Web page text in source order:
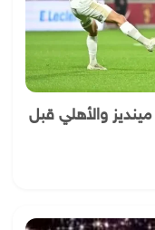
والأهلي قبل